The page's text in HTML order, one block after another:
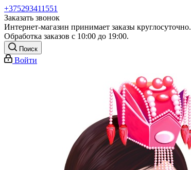
+375293411551
Заказать звонок
Интернет-магазин принимает заказы круглосуточно.
Обработка заказов с 10:00 до 19:00.
Поиск
Войти